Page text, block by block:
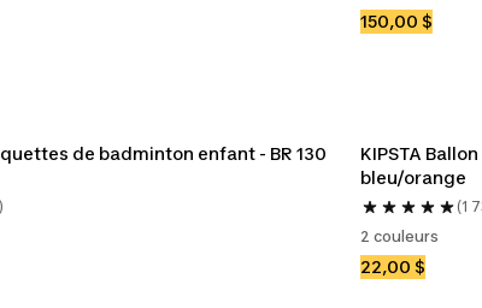
150,00 $
de badminton enfant - BR 130
KIPSTA
bleu/orange
(1
2 couleurs
22,00 $